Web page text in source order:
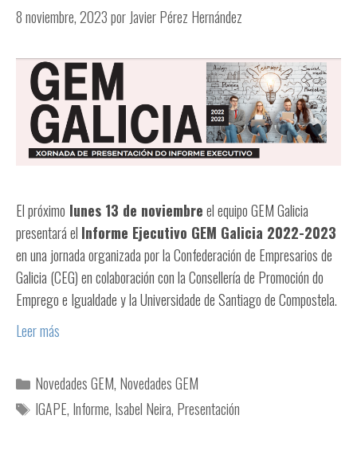
8 noviembre, 2023por Javier Pérez Hernández
El próximo lunes 13 de noviembreel equipo GEM Galicia
presentará el Informe Ejecutivo GEM Galicia 2022-2023
en una jornada organizada por la Confederación de Empresarios de
Galicia (CEG) en colaboración con la Consellería de Promoción do
Emprego e Igualdade y la Universidade de Santiago de Compostela.
Leer más
Novedades GEM, Novedades GEM
IGAPE, Informe, Isabel Neira, Presentación